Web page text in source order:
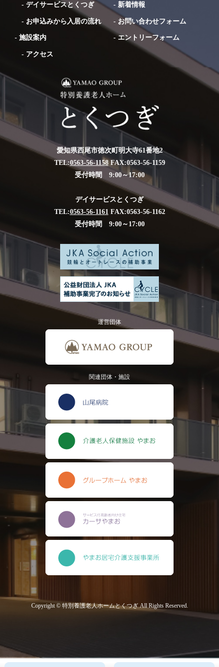
愛知県西尾市徳次町明大寺61番地2
TEL:0563-56-1158FAX:0563-56-1159
受付時間 9:00～17:00
デイサービスとくつぎ
TEL:0563-56-1161 FAX:0563-56-1162
受付時間 9:00～17:00
-デイサービスとくつぎ
- お申込みから入居の流れ
-施設案内
- アクセス
- 新着情報
- お問い合わせフォーム
-エントリーフォーム
運営団体
関連団体・施設
Copyright © 特別養護老人ホームとくつぎ All Rights Reserved.